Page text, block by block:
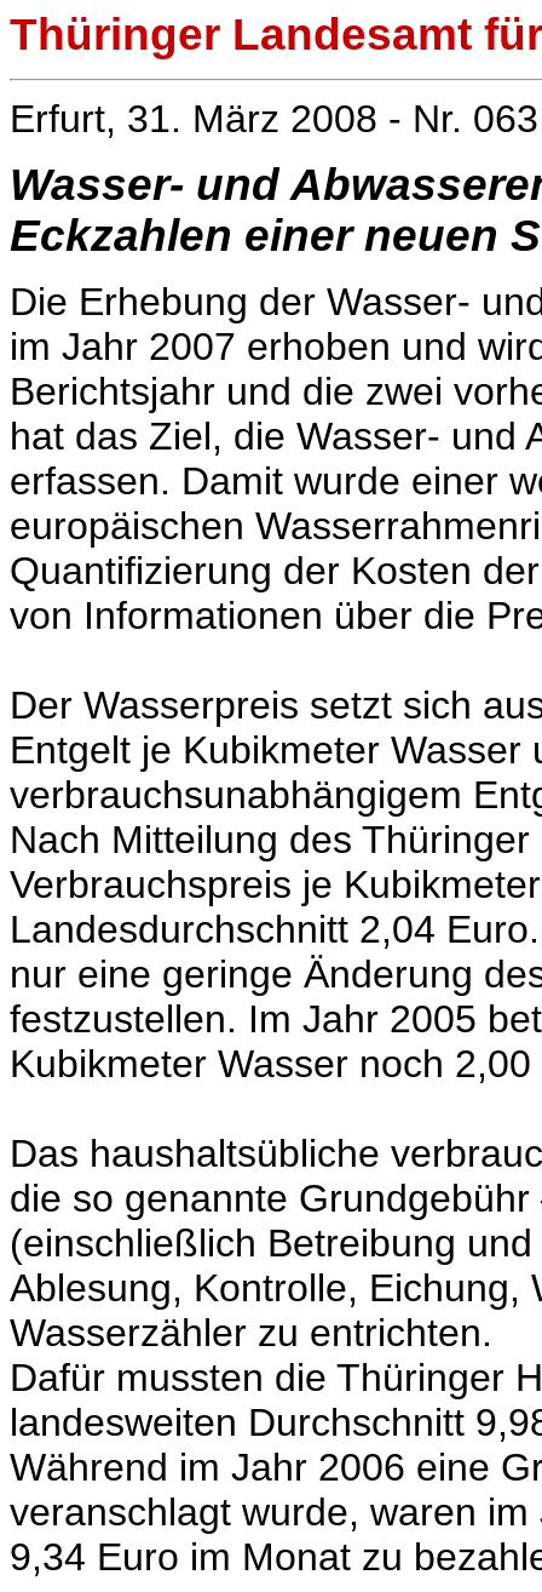
Thüringer Landesamt
Erfurt, 31. März 2008 - Nr. 063
Wasser- und
Eckzahlen einer neuen
Die Erhebung der Wasser-
im Jahr 2007 erhoben und
Berichtsjahr und die zwei
hat das Ziel, die Wasser- und
erfassen. Damit wurde einer
europäischen
Quantifizierung der Kosten
von Informationen über die
Der Wasserpreis setzt sich
Entgelt je Kubikmeter
verbrauchsunabhängigem
Nach Mitteilung des
Verbrauchspreis je
Landesdurchschnitt 2,04
nur eine geringe Änderung
festzustellen. Im Jahr 2005
Kubikmeter Wasser noch 2,00
Das haushaltsübliche
die so genannte
(einschließlich Betreibung
Ablesung, Kontrolle, Eichung,
Wasserzähler zu entrichten.
Dafür mussten die Thüringer
landesweiten Durchschnitt
Während im Jahr 2006 eine
veranschlagt wurde, waren
9,34 Euro im Monat zu